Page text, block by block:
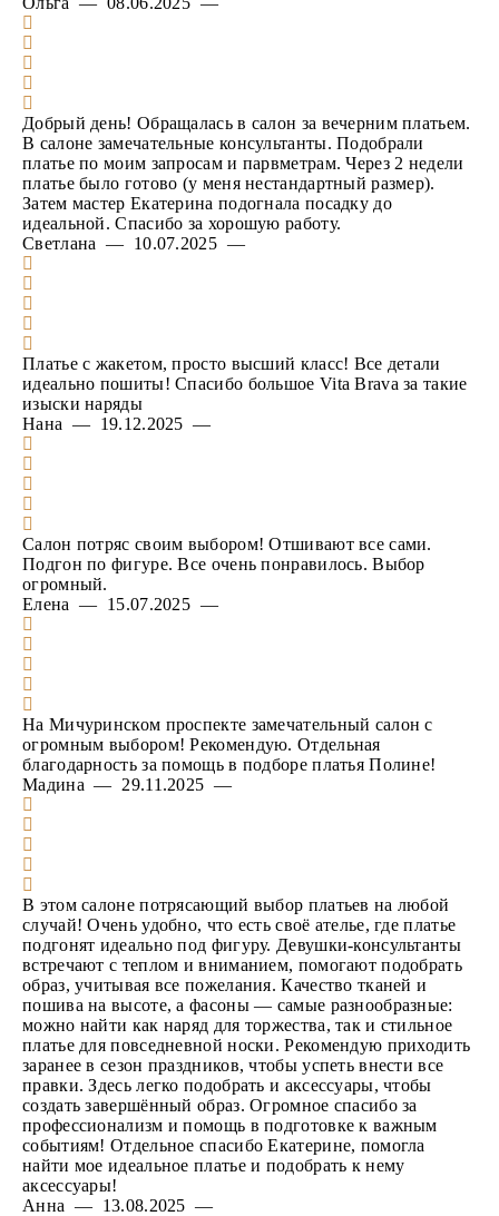
Добрый день! Обращалась в салон за вечерним платьем.
В салоне замечательные консультанты. Подобрали
платье по моим запросам и парвметрам. Через 2 недели
платье было готово (у меня нестандартный размер).
Затем мастер Екатерина подогнала посадку до
идеальной. Спасибо за хорошую работу.
Светлана — 10.07.2025 —
Платье с жакетом, просто высший класс! Все детали
идеально пошиты! Спасибо большое Vita Brava за такие
изыски наряды
Нана — 19.12.2025 —
Салон потряс своим выбором! Отшивают все сами.
Подгон по фигуре. Все очень понравилось. Выбор
огромный.
Елена — 15.07.2025 —
На Мичуринском проспекте замечательный салон с
огромным выбором! Рекомендую. Отдельная
благодарность за помощь в подборе платья Полине!
Мадина — 29.11.2025 —
В этом салоне потрясающий выбор платьев на любой
случай! Очень удобно, что есть своё ателье, где платье
подгонят идеально под фигуру. Девушки-консультанты
встречают с теплом и вниманием, помогают подобрать
образ, учитывая все пожелания. Качество тканей и
пошива на высоте, а фасоны — самые разнообразные:
можно найти как наряд для торжества, так и стильное
платье для повседневной носки. Рекомендую приходить
заранее в сезон праздников, чтобы успеть внести все
правки. Здесь легко подобрать и аксессуары, чтобы
создать завершённый образ. Огромное спасибо за
профессионализм и помощь в подготовке к важным
событиям! Отдельное спасибо Екатерине, помогла
найти мое идеальное платье и подобрать к нему
аксессуары!
Анна — 13.08.2025 —